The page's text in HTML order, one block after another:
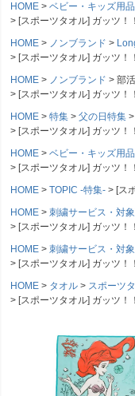
HOME ベビー・キッズ用品
[スポーツタオル] ガッツ
HOME
ノンブランド
[スポーツタオル] ガッツ
HOME
ノンブランド
部
[スポーツタオル] ガッツ
HOME
特集 父の日特集
[スポーツタオル] ガッツ
HOME
ベビー・キッズ用品
[スポーツタオル] ガッツ
HOME
TOPIC -特集-
[ス
HOME
刺繍サービス・対
[スポーツタオル] ガッツ
HOME
刺繍サービス・対
[スポーツタオル] ガッツ
HOME
タオル
スポーツ
[スポーツタオル] ガッツ